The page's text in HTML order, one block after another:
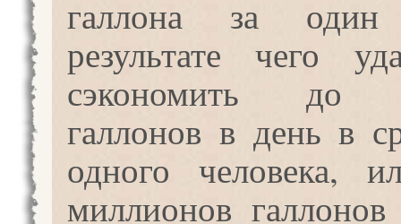
галлона за
результате чего
сэкономить до
галлонов в день в
одного человека,
миллионов